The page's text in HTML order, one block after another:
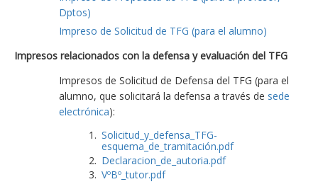
Dptos)
Impreso de Solicitud de TFG (para el alumno)
Impresos relacionados con la defensa y evaluación del TFG
Impresos de Solicitud de Defensa del TFG (para el
alumno, que solicitará la defensa a través de sede
electrónica):
Solicitud_y_defensa_TFG-
esquema_de_tramitación.pdf
Declaracion_de_autoria.pdf
VºBº_tutor.pdf